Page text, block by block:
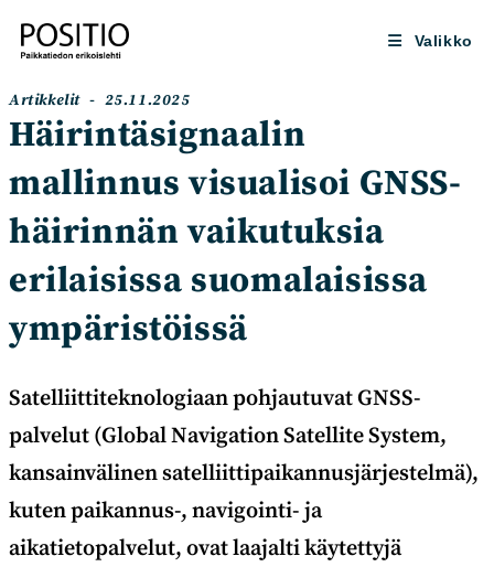
suoraan
sisältöön
Valikko
Artikkelin
kategoria:
Artikkelit
Artikkeli
julkaistu:
25.11.2025
Häirintäsignaalin
mallinnus visualisoi GNSS-
häirinnän vaikutuksia
erilaisissa suomalaisissa
ympäristöissä
Satelliittiteknologiaan pohjautuvat GNSS-
palvelut (Global Navigation Satellite System,
kansainvälinen satelliittipaikannusjärjestelmä),
kuten paikannus-, navigointi- ja
aikatietopalvelut, ovat laajalti käytettyjä